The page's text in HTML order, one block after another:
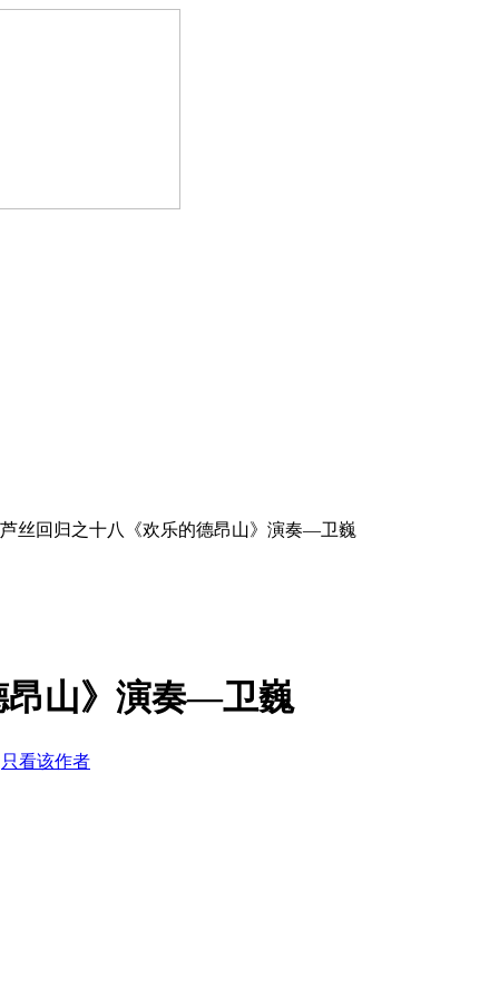
丝回归之十八《欢乐的德昂山》演奏—卫巍
昂山》演奏—卫巍
只看该作者